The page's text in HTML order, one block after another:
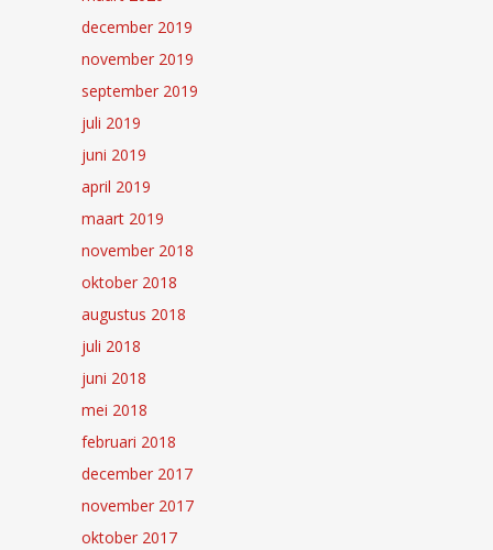
december 2019
november 2019
september 2019
juli 2019
juni 2019
april 2019
maart 2019
november 2018
oktober 2018
augustus 2018
juli 2018
juni 2018
mei 2018
februari 2018
december 2017
november 2017
oktober 2017